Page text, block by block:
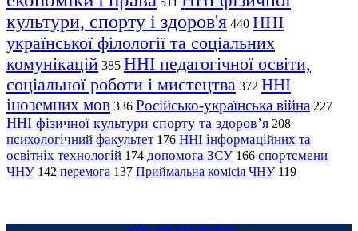
культури, спорту і здоров'я 440 ННІ
української філології та соціальних
комунікацій 385 ННІ педагогічної освіти,
соціальної роботи і мистецтва 372 ННІ
іноземних мов 336 Російсько-українська війна 227
ННІ фізичної культури спорту та здоров’я 208
психологічний факультет 176 ННІ інформаційних та
освітніх технологій 174 допомога ЗСУ 166 спортсмени
ЧНУ 142 перемога 137 Приймальна комісія ЧНУ 119